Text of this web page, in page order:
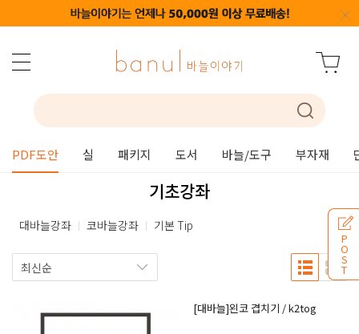
PDF도안 실 패키지 도서 바늘/도구 부자재
P
O
S
T
기초강좌
대바늘강좌 코바늘강좌 기본 Tip
[대바늘]왼코 겹치기 / k2tog